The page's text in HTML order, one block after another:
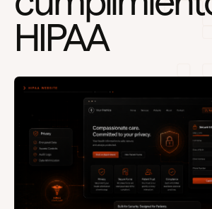
HIPAA